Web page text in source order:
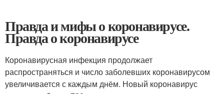
Правда и мифы о коронавирусе.
Правда о коронавирусе
Коронавирусная инфекция продолжает
распространяться и число заболевших коронавирусом
увеличивается с каждым днём. Новый коронавирус